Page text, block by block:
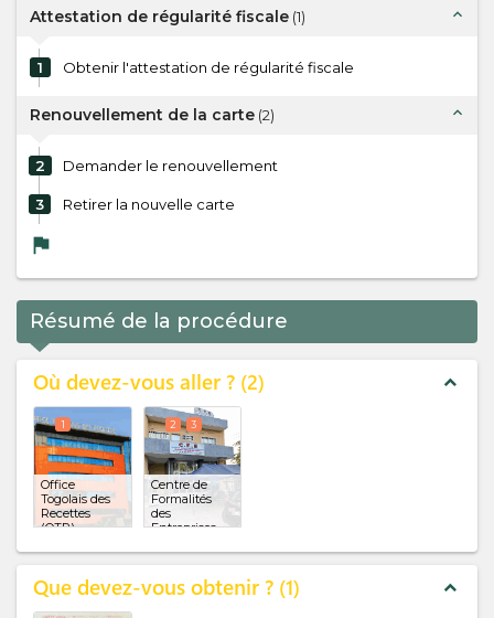
Attestation de régularité fiscale (1) expand_less
1 Obtenir l'attestation de régularité fiscale
Renouvellement de la carte (2) expand_less
2 Demander le renouvellement
3 Retirer la nouvelle carte
flag
Résumé de la procédure
Où devez-vous aller ? 2 expand_less
Office
Togolais des
Recettes
(OTR)
1
Centre de
Formalités
des
Entreprises
2 3
Que devez-vous obtenir ? 1 expand_less